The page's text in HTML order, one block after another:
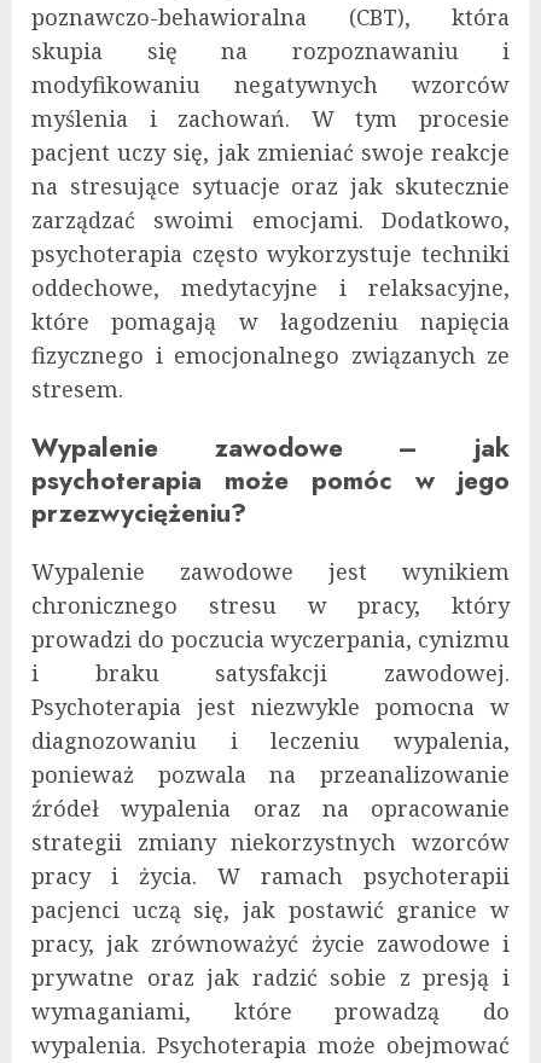
poznawczo-behawioralna (CBT), która
skupia się na rozpoznawaniu i
modyfikowaniu negatywnych wzorców
myślenia i zachowań. W tym procesie
pacjent uczy się, jak zmieniać swoje reakcje
na stresujące sytuacje oraz jak skutecznie
zarządzać swoimi emocjami. Dodatkowo,
psychoterapia często wykorzystuje techniki
oddechowe, medytacyjne i relaksacyjne,
które pomagają w łagodzeniu napięcia
fizycznego i emocjonalnego związanych ze
stresem.
Wypalenie zawodowe – jak
psychoterapia może pomóc w jego
przezwyciężeniu?
Wypalenie zawodowe jest wynikiem
chronicznego stresu w pracy, który
prowadzi do poczucia wyczerpania, cynizmu
i braku satysfakcji zawodowej.
Psychoterapia jest niezwykle pomocna w
diagnozowaniu i leczeniu wypalenia,
ponieważ pozwala na przeanalizowanie
źródeł wypalenia oraz na opracowanie
strategii zmiany niekorzystnych wzorców
pracy i życia. W ramach psychoterapii
pacjenci uczą się, jak postawić granice w
pracy, jak zrównoważyć życie zawodowe i
prywatne oraz jak radzić sobie z presją i
wymaganiami, które prowadzą do
wypalenia. Psychoterapia może obejmować